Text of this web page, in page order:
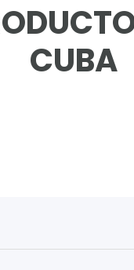
CUBA